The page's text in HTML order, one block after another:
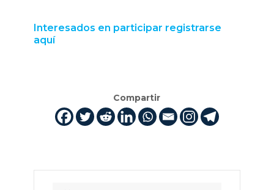
Interesados en participar registrarse
aquí
Compartir